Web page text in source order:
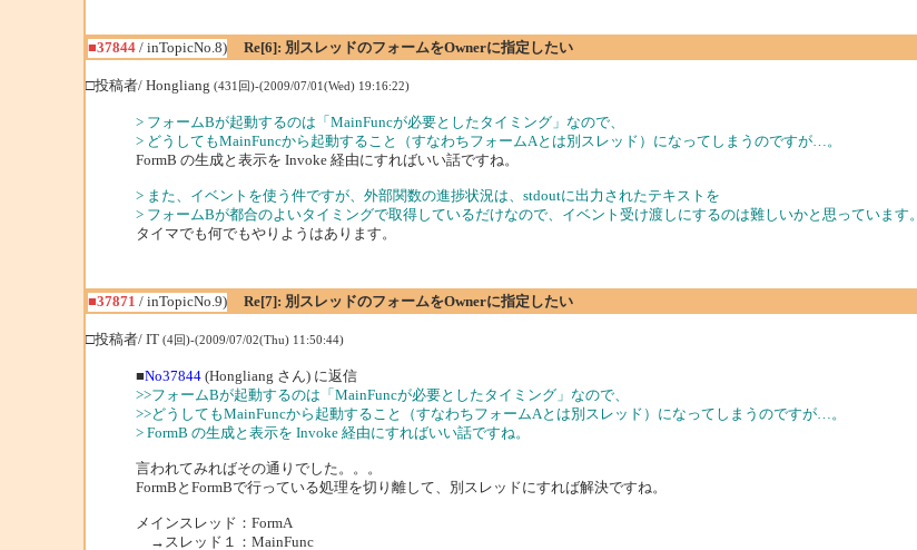
■37844/ inTopicNo.8)
Re[6]: 別スレッドのフォームをOwnerに指定したい
□投稿者/ Hongliang (431回)-(2009/07/01(Wed) 19:16:22)
> フォームBが起動するのは「MainFuncが必要としたタイミング」なので、
> どうしてもMainFuncから起動すること（すなわちフォームAとは別スレッド）になってしまうのですが…。
FormB の生成と表示を Invoke 経由にすればいい話ですね。
> また、イベントを使う件ですが、外部関数の進捗状況は、stdoutに出力されたテキストを
> フォームBが都合のよいタイミングで取得しているだけなので、イベント受け渡しにするのは難しいかと思っています。
タイマでも何でもやりようはあります。
■37871 / inTopicNo.9)
Re[7]: 別スレッドのフォームをOwnerに指定したい
□投稿者/ IT (4回)-(2009/07/02(Thu) 11:50:44)
■No37844(Hongliang さん) に返信
>>フォームBが起動するのは「MainFuncが必要としたタイミング」なので、
>>どうしてもMainFuncから起動すること（すなわちフォームAとは別スレッド）になってしまうのですが…。
> FormB の生成と表示を Invoke 経由にすればいい話ですね。
言われてみればその通りでした。。。
FormBとFormBで行っている処理を切り離して、別スレッドにすれば解決ですね。
メインスレッド：FormA
→スレッド１：MainFunc